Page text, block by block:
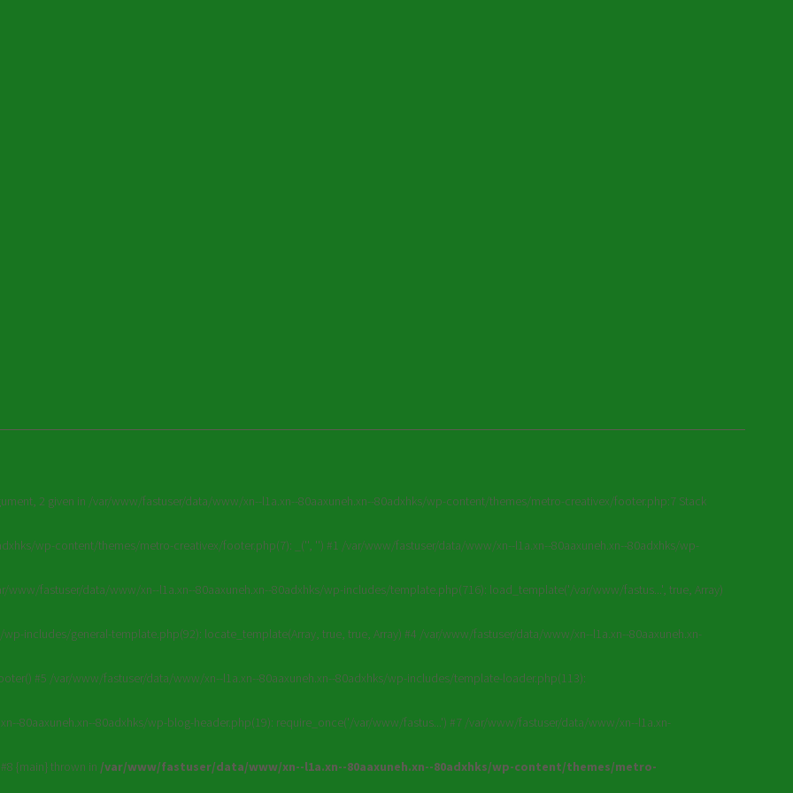
2 given in /var/www/fastuser/data/www/xn--l1a.xn--80aaxuneh.xn--80adxhks/wp-content/themes/metro-creativex/footer.php:7 Stack
wp-content/themes/metro-creativex/footer.php(7): _('', '') #1 /var/www/fastuser/data/www/xn--l1a.xn--80aaxuneh.xn--80adxhks/wp-
fastuser/data/www/xn--l1a.xn--80aaxuneh.xn--80adxhks/wp-includes/template.php(716): load_template('/var/www/fastus...', true, Array)
includes/general-template.php(92): locate_template(Array, true, true, Array) #4 /var/www/fastuser/data/www/xn--l1a.xn--80aaxuneh.xn-
#5 /var/www/fastuser/data/www/xn--l1a.xn--80aaxuneh.xn--80adxhks/wp-includes/template-loader.php(113):
80aaxuneh.xn--80adxhks/wp-blog-header.php(19): require_once('/var/www/fastus...') #7 /var/www/fastuser/data/www/xn--l1a.xn-
{main} thrown in /var/www/fastuser/data/www/xn--l1a.xn--80aaxuneh.xn--80adxhks/wp-content/themes/metro-